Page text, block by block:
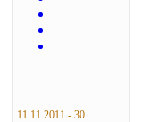
11.11.2011 - 30...